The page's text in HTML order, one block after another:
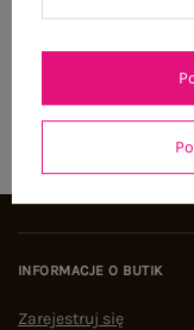
Zapisz się do
INFORMACJE O BUTIK
Zarejestruj się